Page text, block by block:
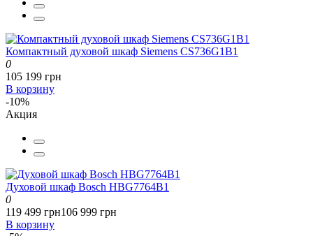
Компактный духовой шкаф Siemens CS736G1B1
0
105 199 грн
В корзину
-10%
Акция
Духовой шкаф Bosch HBG7764B1
0
119 499 грн106 999 грн
В корзину